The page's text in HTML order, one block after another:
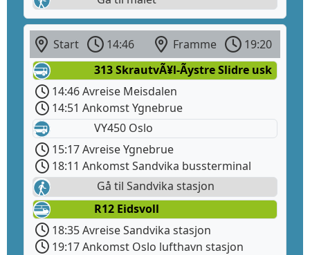
Start 14:46 Framme
19:20
313 SkrautvÃ¥l-Ãystre Slidre usk
14:46 Avreise Meisdalen
14:51 Ankomst Ygnebrue
VY450 Oslo
15:17 Avreise Ygnebrue
18:11 Ankomst Sandvika bussterminal
Gå til Sandvika stasjon
R12 Eidsvoll
18:35 Avreise Sandvika stasjon
19:17 Ankomst Oslo lufthavn stasjon